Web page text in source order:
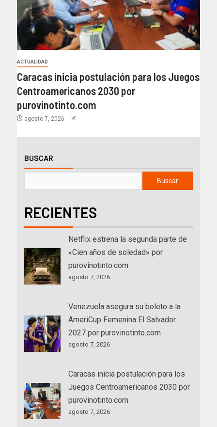
ACTUALIDAD
Caracas inicia postulación para los Juegos
Centroamericanos 2030 por
purovinotinto.com
agosto 7, 2026
BUSCAR
Buscar
RECIENTES
Netflix estrena la segunda parte de
«Cien años de soledad» por
purovinotinto.com
agosto 7, 2026
Venezuela asegura su boleto a la
AmeriCup Femenina El Salvador
2027 por purovinotinto.com
agosto 7, 2026
Caracas inicia postulación para los
Juegos Centroamericanos 2030 por
purovinotinto.com
agosto 7, 2026